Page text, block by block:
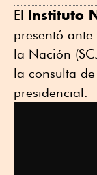
El Instituto
presentó
la Nación
la consulta
presidencial.